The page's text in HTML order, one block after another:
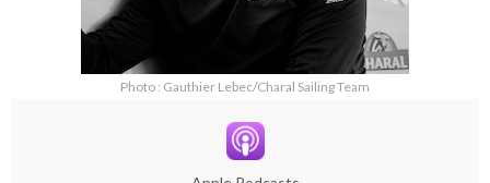
Photo : Gauthier Lebec/Charal Sailing Team